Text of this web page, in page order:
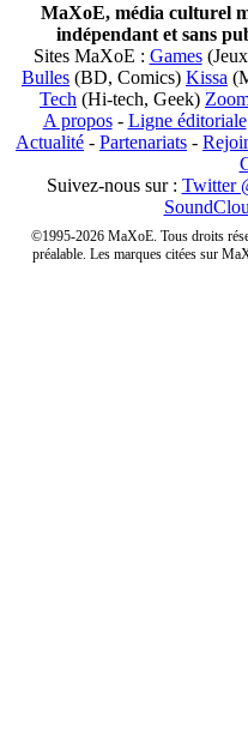
MaXoE, média culturel
indépendant et sans
Sites MaXoE : Games
Bulles (BD, Comics) Kissa
Tech (Hi-tech, Geek)
A propos- Ligne éditoriale
Actualité - Partenariats -
Suivez-nous sur : Twitter
©1995-2026 MaXoE. Tous droits
préalable. Les marques citées sur